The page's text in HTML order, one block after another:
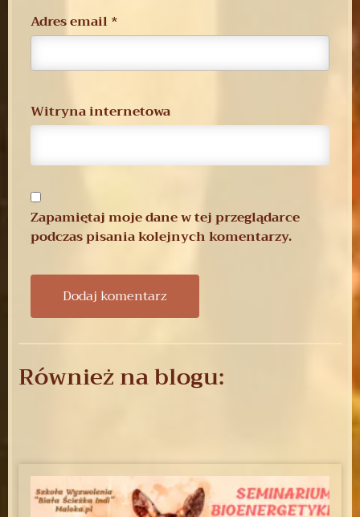
Adres email *
Witryna internetowa
Zapamiętaj moje dane w tej przeglądarce
podczas pisania kolejnych komentarzy.
Również na blogu: